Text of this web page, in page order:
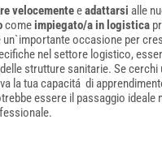
velocementeeadattarsi alle
comeimpiegato/a in logistica
occasione per
nel settore logistico,
strutture sanitarie. Se
la tua capacitá di
essere il passaggio ideale